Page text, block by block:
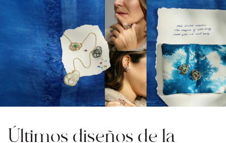
Últimos diseños de la